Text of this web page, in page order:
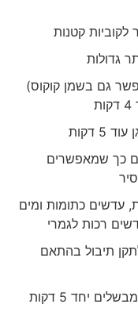
קטנות
גם בשמן קוקוס)
שמאפשרים
כתומות ומים
תיבול בהתאם
מוסיפים קרם קוקוס, מערבבים ומבשלים יחד 5 דקות